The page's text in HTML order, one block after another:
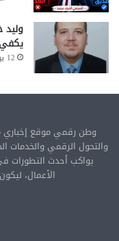
12 يونيو، 2026
وطن رقمي موقع إخباري
والتحول الرقمي والخدمات
يواكب أحدث التطورات
الأعمال،